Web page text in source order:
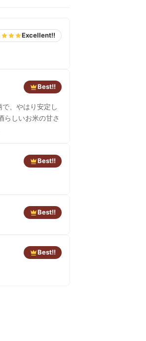
Excellent!!
Best!!
、やはり安定し
Best!!
Best!!
Best!!